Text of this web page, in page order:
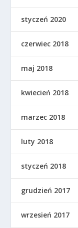
styczeń 2020
czerwiec 2018
maj 2018
kwiecień 2018
marzec 2018
luty 2018
styczeń 2018
grudzień 2017
wrzesień 2017